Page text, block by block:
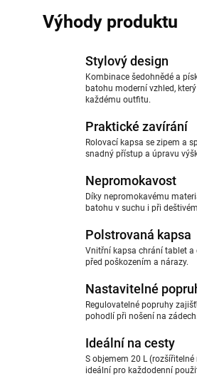
Výhody produktu
Stylový design
Kombinace šedohnědé a
batohu moderní vzhled,
každému outfitu.
Praktické zavírání
Rolovací kapsa se zipem a
snadný přístup a úpravu
Nepromokavost
Díky nepromokavému
batohu v suchu i při
Polstrovaná kapsa
Vnitřní kapsa chrání tablet a
před poškozením a nárazy.
Nastavitelné
Regulovatelné popruhy
pohodlí při nošení na zádech.
Ideální na cesty
S objemem 20 L (rozšířitelné
ideální pro každodenní